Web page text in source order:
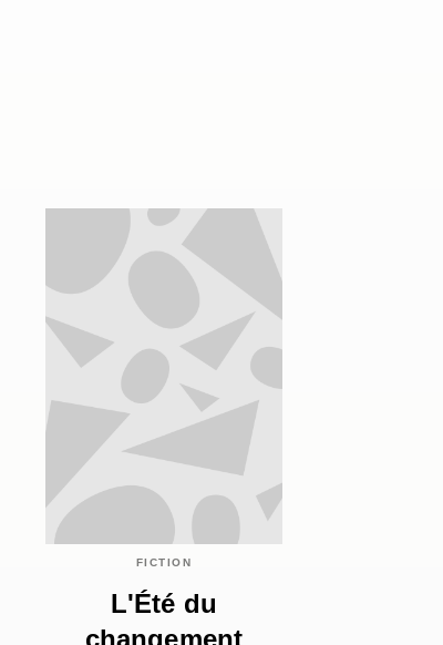
FICTION
L'Été du
changement